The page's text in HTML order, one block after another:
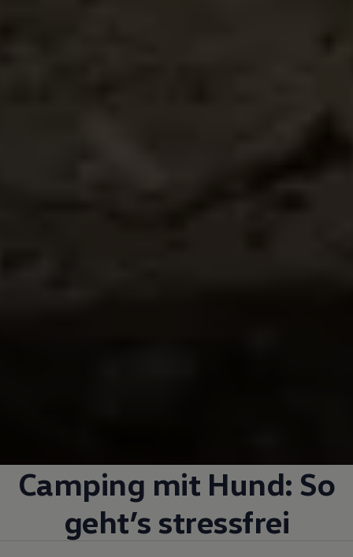
Camping mit Hund: So
geht’s stressfrei